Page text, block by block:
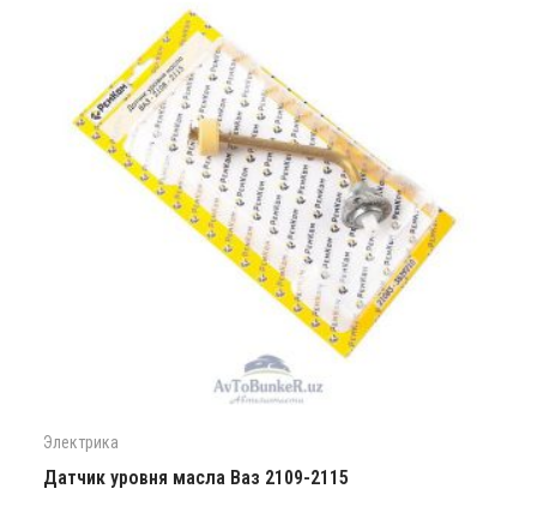
Электрика
Датчик уровня масла Ваз 2109-2115